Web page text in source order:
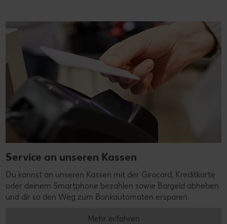
Service an unseren Kassen
Du kannst an unseren Kassen mit der Girocard, Kreditkarte
oder deinem Smartphone bezahlen sowie Bargeld abheben
und dir so den Weg zum Bankautomaten ersparen.
Mehr erfahren